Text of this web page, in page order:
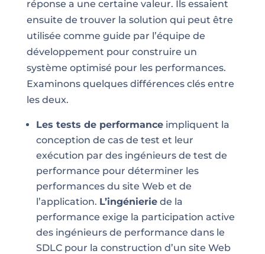
réponse a une certaine valeur. Ils essaient
ensuite de trouver la solution qui peut être
utilisée comme guide par l’équipe de
développement pour construire un
système optimisé pour les performances.
Examinons quelques différences clés entre
les deux.
Les tests de performanceimpliquent la
conception de cas de test et leur
exécution par des ingénieurs de test de
performance pour déterminer les
performances du site Web et de
l’application. L’ingénieriede la
performance exige la participation active
des ingénieurs de performance dans le
SDLC pour la construction d’un site Web